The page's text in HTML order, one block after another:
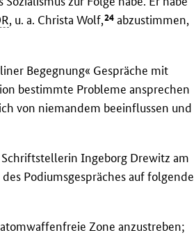
, u. a. Christa Wolf,24 abzustimmen,
Begegnung« Gespräche mit
bestimmte Probleme ansprechen
von niemandem beeinflussen und
Ingeborg Drewitz am
Podiumsgespräches auf folgende
Zone anzustreben;